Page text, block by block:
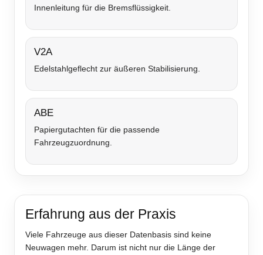
Innenleitung für die Bremsflüssigkeit.
V2A
Edelstahlgeflecht zur äußeren Stabilisierung.
ABE
Papiergutachten für die passende
Fahrzeugzuordnung.
Erfahrung aus der Praxis
Viele Fahrzeuge aus dieser Datenbasis sind keine
Neuwagen mehr. Darum ist nicht nur die Länge der